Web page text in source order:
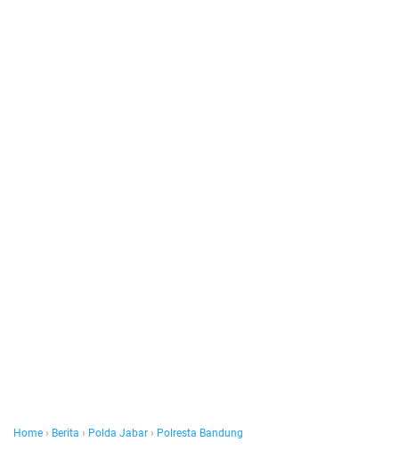
Home › Berita › Polda Jabar › Polresta Bandung